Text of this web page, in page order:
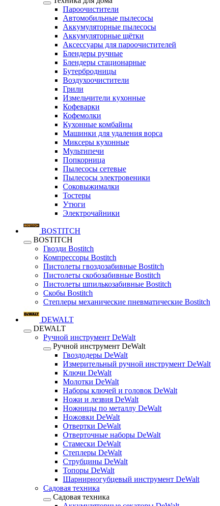
Пароочистители
Автомобильные пылесосы
Аккумуляторные пылесосы
Аккумуляторные щётки
Аксессуары для пароочистителей
Блендеры ручные
Блендеры стационарные
Бутербродницы
Воздухоочистители
Грили
Измельчители кухонные
Кофеварки
Кофемолки
Кухонные комбайны
Машинки для удаления ворса
Миксеры кухонные
Мультипечи
Попкорница
Пылесосы сетевые
Пылесосы электровеники
Соковыжималки
Тостеры
Утюги
Электрочайники
BOSTITCH
BOSTITCH
Гвозди Bostitch
Компрессоры Bostitch
Пистолеты гвоздозабивные Bostitch
Пистолеты скобозабивные Bostitch
Пистолеты шпилькозабивные Bostitch
Скобы Bostitch
Степлеры механические пневматические Bostitch
DEWALT
DEWALT
Ручной инструмент DeWalt
Ручной инструмент DeWalt
Гвоздодеры DeWalt
Измерительный ручной инструмент DeWalt
Ключи DeWalt
Молотки DeWalt
Наборы ключей и головок DeWalt
Ножи и лезвия DeWalt
Ножницы по металлу DeWalt
Ножовки DeWalt
Отвертки DeWalt
Отверточные наборы DeWalt
Стамески DeWalt
Степлеры DeWalt
Струбцины DeWalt
Топоры DeWalt
Шарнирногубцевый инструмент DeWalt
Садовая техника
Садовая техника